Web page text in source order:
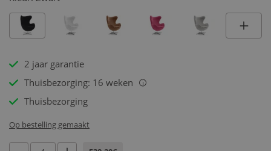
2 jaar garantie
Thuisbezorging: 16 weken
i
Thuisbezorging
Op bestelling gemaakt